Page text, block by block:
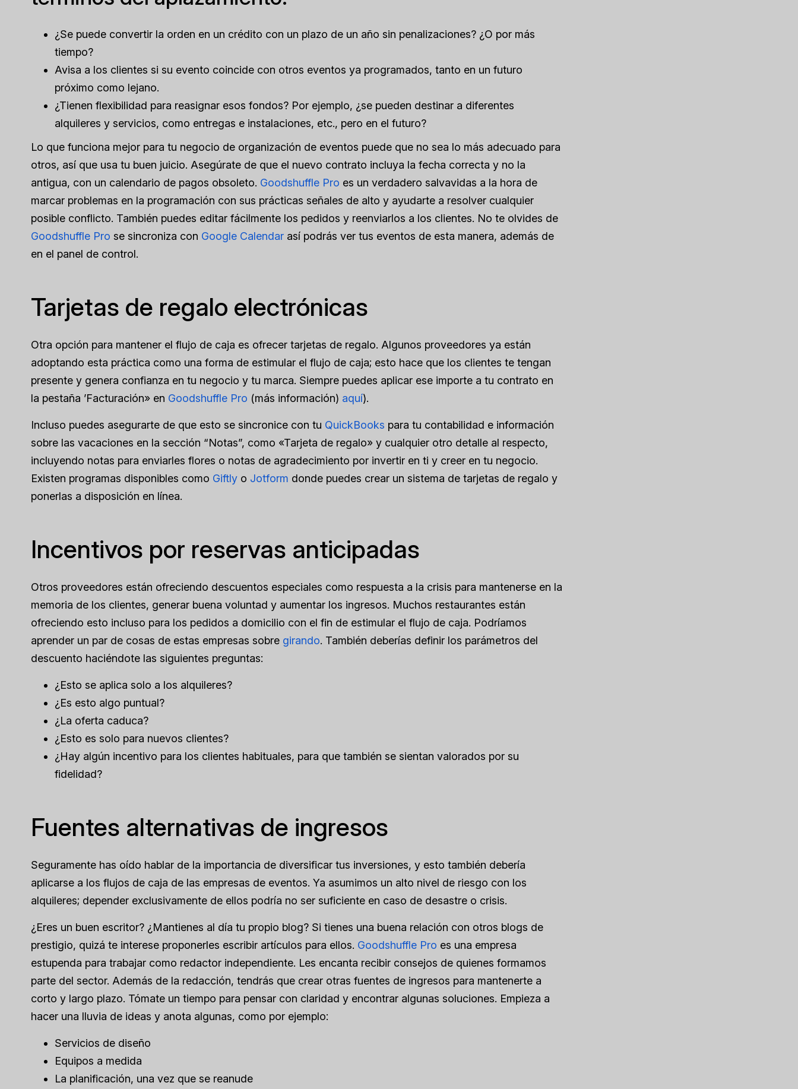
¿Se puede convertir la orden en un crédito con un plazo de un año sin penalizaciones? ¿O por más
tiempo?
Avisa a los clientes si su evento coincide con otros eventos ya programados, tanto en un futuro
próximo como lejano.
¿Tienen flexibilidad para reasignar esos fondos? Por ejemplo, ¿se pueden destinar a diferentes
alquileres y servicios, como entregas e instalaciones, etc., pero en el futuro?
Lo que funciona mejor para tu negocio de organización de eventos puede que no sea lo más adecuado para
otros, así que usa tu buen juicio. Asegúrate de que el nuevo contrato incluya la fecha correcta y no la
antigua, con un calendario de pagos obsoleto. Goodshuffle Pro es un verdadero salvavidas a la hora de
marcar problemas en la programación con sus prácticas señales de alto y ayudarte a resolver cualquier
posible conflicto. También puedes editar fácilmente los pedidos y reenviarlos a los clientes. No te olvides de
Goodshuffle Pro se sincroniza con Google Calendar así podrás ver tus eventos de esta manera, además de
en el panel de control.
Tarjetas de regalo electrónicas
Otra opción para mantener el flujo de caja es ofrecer tarjetas de regalo. Algunos proveedores ya están
adoptando esta práctica como una forma de estimular el flujo de caja; esto hace que los clientes te tengan
presente y genera confianza en tu negocio y tu marca. Siempre puedes aplicar ese importe a tu contrato en
la pestaña ’Facturación» en Goodshuffle Pro (más información) aquí).
Incluso puedes asegurarte de que esto se sincronice con tu QuickBooks para tu contabilidad e información
sobre las vacaciones en la sección “Notas”, como «Tarjeta de regalo» y cualquier otro detalle al respecto,
incluyendo notas para enviarles flores o notas de agradecimiento por invertir en ti y creer en tu negocio.
Existen programas disponibles como Giftly o Jotform donde puedes crear un sistema de tarjetas de regalo y
ponerlas a disposición en línea.
Incentivos por reservas anticipadas
Otros proveedores están ofreciendo descuentos especiales como respuesta a la crisis para mantenerse en la
memoria de los clientes, generar buena voluntad y aumentar los ingresos. Muchos restaurantes están
ofreciendo esto incluso para los pedidos a domicilio con el fin de estimular el flujo de caja. Podríamos
aprender un par de cosas de estas empresas sobre girando. También deberías definir los parámetros del
descuento haciéndote las siguientes preguntas:
¿Esto se aplica solo a los alquileres?
¿Es esto algo puntual?
¿La oferta caduca?
¿Esto es solo para nuevos clientes?
¿Hay algún incentivo para los clientes habituales, para que también se sientan valorados por su
fidelidad?
Fuentes alternativas de ingresos
Seguramente has oído hablar de la importancia de diversificar tus inversiones, y esto también debería
aplicarse a los flujos de caja de las empresas de eventos. Ya asumimos un alto nivel de riesgo con los
alquileres; depender exclusivamente de ellos podría no ser suficiente en caso de desastre o crisis.
¿Eres un buen escritor? ¿Mantienes al día tu propio blog? Si tienes una buena relación con otros blogs de
prestigio, quizá te interese proponerles escribir artículos para ellos. Goodshuffle Pro es una empresa
estupenda para trabajar como redactor independiente. Les encanta recibir consejos de quienes formamos
parte del sector. Además de la redacción, tendrás que crear otras fuentes de ingresos para mantenerte a
corto y largo plazo. Tómate un tiempo para pensar con claridad y encontrar algunas soluciones. Empieza a
hacer una lluvia de ideas y anota algunas, como por ejemplo:
Servicios de diseño
Equipos a medida
La planificación, una vez que se reanude